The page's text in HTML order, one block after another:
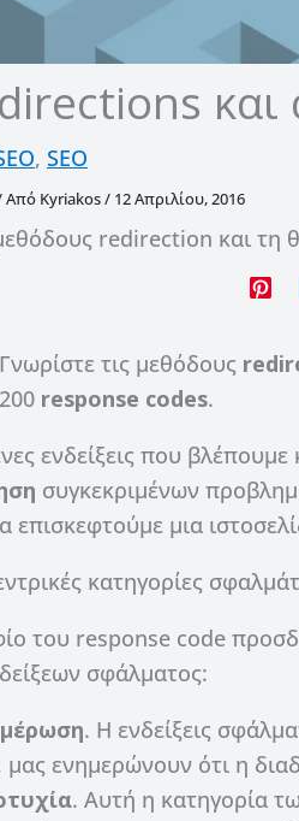
και
, SEO
Από Kyriakos/ 12 Απριλίου, 2016
redirection και τη
Γνωρίστε τις μεθόδους
200 response codes.
ενδείξεις που
συγκεκριμένων
επισκεφτούμε μια
κατηγορίες
του response code
σφάλματος:
. Η ενδείξεις
μας ενημερώνουν ότι η
. Αυτή η κατηγορία